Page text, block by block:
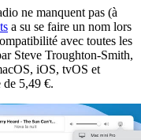
ne manquent pas (à
a su se faire un nom lors
avec toutes les
Steve Troughton-Smith,
iOS, tvOS et
de 5,49 €.